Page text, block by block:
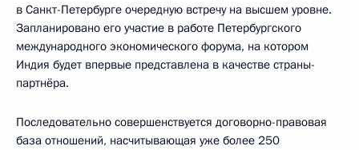
в Санкт-Петербурге очередную встречу на высшем уровне.
Запланировано его участие в работе Петербургского
международного экономического форума, на котором
Индия будет впервые представлена в качестве страны-
партнёра.
Последовательно совершенствуется договорно-правовая
база отношений, насчитывающая уже более 250